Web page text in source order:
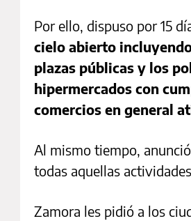
Por ello, dispuso por 15
cielo abierto
plazas públicas y los
hipermercados con
comercios en general
Al mismo tiempo,
todas aquellas
Zamora les pidió a los